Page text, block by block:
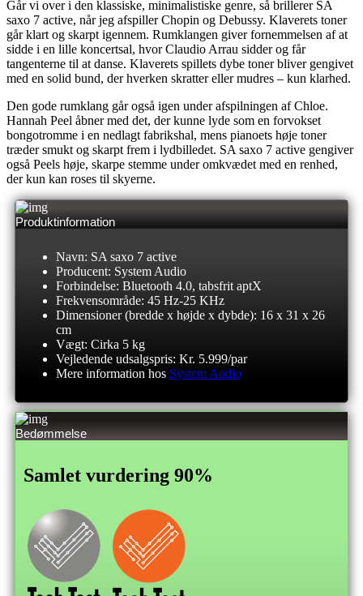
Går vi over i den klassiske, minimalistiske genre, så brillerer SA
saxo 7 active, når jeg afspiller Chopin og Debussy. Klaverets toner
går klart og skarpt igennem. Rumklangen giver fornemmelsen af at
sidde i en lille koncertsal, hvor Claudio Arrau sidder og får
tangenterne til at danse. Klaverets spillets dybe toner bliver gengivet
med en solid bund, der hverken skratter eller mudres – kun klarhed.
Den gode rumklang går også igen under afspilningen af Chloe.
Hannah Peel åbner med det, der kunne lyde som en forvokset
bongotromme i en nedlagt fabrikshal, mens pianoets høje toner
træder smukt og skarpt frem i lydbilledet. SA saxo 7 active gengiver
også Peels høje, skarpe stemme under omkvædet med en renhed,
der kun kan roses til skyerne.
Produktinformation
Navn: SA saxo 7 active
Producent: System Audio
Forbindelse: Bluetooth 4.0, tabsfrit aptX
Frekvensområde: 45 Hz-25 KHz
Dimensioner (bredde x højde x dybde): 16 x 31 x 26
cm
Vægt: Cirka 5 kg
Vejledende udsalgspris: Kr. 5.999/par
Mere information hos System Audio
Bedømmelse
Samlet vurdering 90%